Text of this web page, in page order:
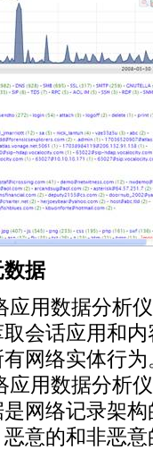
据
应用数据分析
会话应用和
网络实体行
应用数据分析
网络记录架
恶意的和非恶